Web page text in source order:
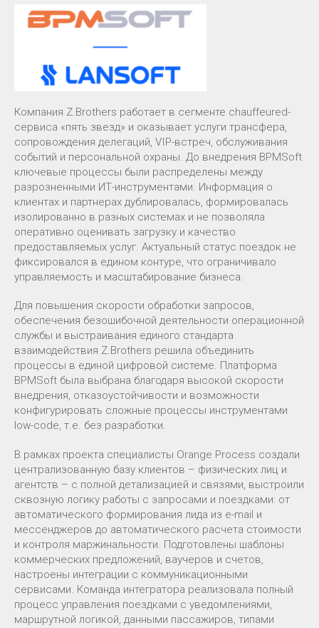
Компания Z.Brothers работает в сегменте chauffeured-
сервиса «пять звезд» и оказывает услуги трансфера,
сопровождения делегаций, VIP-встреч, обслуживания
событий и персональной охраны. До внедрения BPMSoft
ключевые процессы были распределены между
разрозненными ИТ-инструментами. Информация о
клиентах и партнерах дублировалась, формировалась
изолированно в разных системах и не позволяла
оперативно оценивать загрузку и качество
предоставляемых услуг. Актуальный статус поездок не
фиксировался в едином контуре, что ограничивало
управляемость и масштабирование бизнеса.
Для повышения скорости обработки запросов,
обеспечения безошибочной деятельности операционной
службы и выстраивания единого стандарта
взаимодействия Z.Brothers решила объединить
процессы в единой цифровой системе. Платформа
BPMSoft была выбрана благодаря высокой скорости
внедрения, отказоустойчивости и возможности
конфигурировать сложные процессы инструментами
low-code, т.е. без разработки.
В рамках проекта специалисты Orange Process создали
централизованную базу клиентов – физических лиц и
агентств – с полной детализацией и связями, выстроили
сквозную логику работы с запросами и поездками: от
автоматического формирования лида из e-mail и
мессенджеров до автоматического расчета стоимости
и контроля маржинальности. Подготовлены шаблоны
коммерческих предложений, ваучеров и счетов,
настроены интеграции с коммуникационными
сервисами. Команда интегратора реализовала полный
процесс управления поездками с уведомлениями,
маршрутной логикой, данными пассажиров, типами